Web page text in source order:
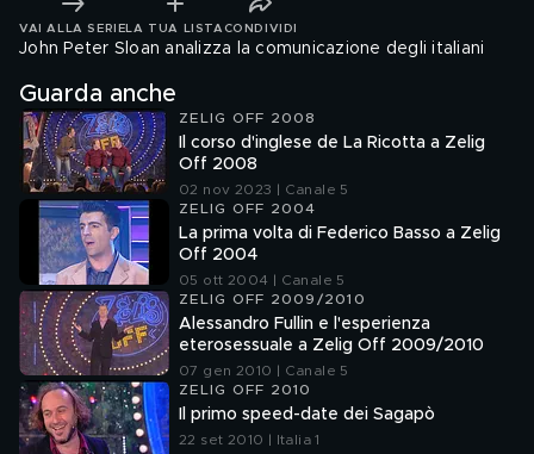
VAI ALLA SERIE LA TUA LISTA CONDIVIDI
John Peter Sloan analizza la comunicazione degli italiani
Guarda anche
ZELIG OFF 2008
Il corso d'inglese de La Ricotta a Zelig
Off 2008
02 nov 2023 | Canale 5
ZELIG OFF 2004
La prima volta di Federico Basso a Zelig
Off 2004
05 ott 2004 | Canale 5
ZELIG OFF 2009/2010
Alessandro Fullin e l'esperienza
eterosessuale a Zelig Off 2009/2010
07 gen 2010 | Canale 5
ZELIG OFF 2010
Il primo speed-date dei Sagapò
22 set 2010 | Italia 1